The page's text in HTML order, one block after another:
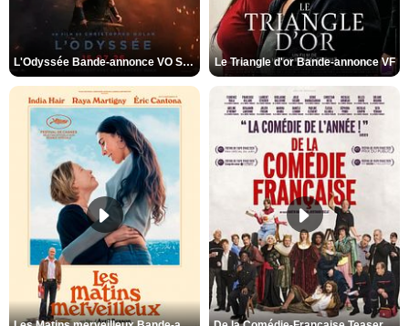
L'Odyssée Bande-annonce VO STFR Le Triangle d'or Bande-annonce VF